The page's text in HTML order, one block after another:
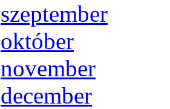
szep­tem­ber
ok­tó­ber
no­vem­ber
de­cem­ber